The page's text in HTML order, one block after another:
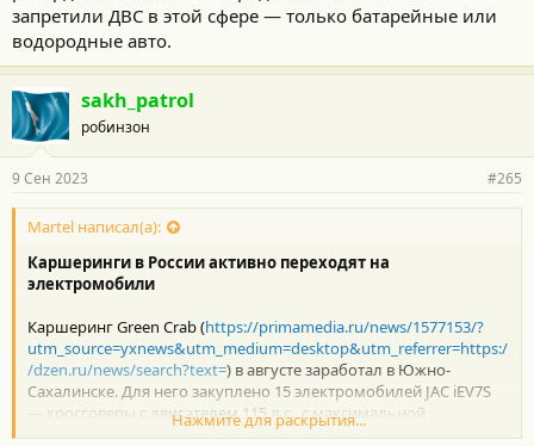
запретили ДВС в этой сфере — только батарейные или
водородные авто.
sakh_patrol
робинзон
9 Сен 2023 #265
Martel написал(а):
Каршеринги в России активно переходят на
электромобили
Каршеринг Green Crab (https://primamedia.ru/news/1577153/?
utm_source=yxnews&utm_medium=desktop&utm_referrer=https:/
/dzen.ru/news/search?text=) в августе заработал в Южно-
Сахалинске. Для него закуплено 15 электромобилей JAC iEV7S
— кроссоверы с двигателем 115 л.с., с максимальной
скоростью 150 км/ч и запасом хода до 250 км.
Нажмите для раскрытия...